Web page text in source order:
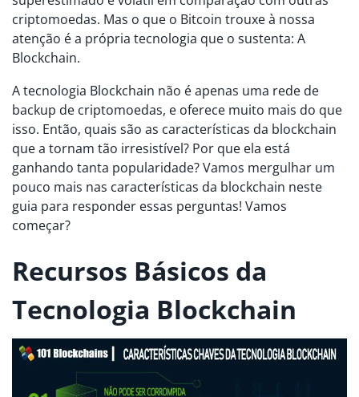
criptomoedas. Mas o que o Bitcoin trouxe à nossa
atenção é a própria tecnologia que o sustenta: A
Blockchain.
A tecnologia Blockchain não é apenas uma rede de
backup de criptomoedas, e oferece muito mais do que
isso. Então, quais são as características da blockchain
que a tornam tão irresistível? Por que ela está
ganhando tanta popularidade? Vamos mergulhar um
pouco mais nas características da blockchain neste
guia para responder essas perguntas! Vamos
começar?
Recursos Básicos da
Tecnologia Blockchain